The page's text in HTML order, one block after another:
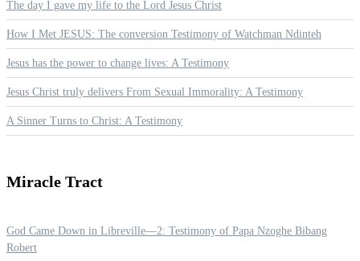
The day I gave my life to the Lord Jesus Christ
How I Met JESUS: The conversion Testimony of Watchman Ndinteh
Jesus has the power to change lives: A Testimony
Jesus Christ truly delivers From Sexual Immorality: A Testimony
A Sinner Turns to Christ: A Testimony
Miracle Tract
God Came Down in Libreville—2: Testimony of Papa Nzoghe Bibang
Robert